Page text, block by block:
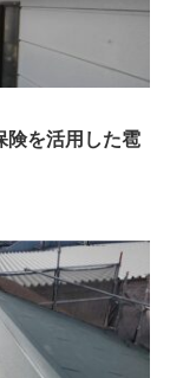
険を活用した雹